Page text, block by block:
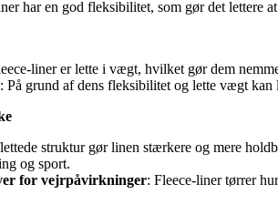
har en god fleksibilitet, som gør det lettere
liner er lette i vægt, hvilket gør dem
: På grund af dens fleksibilitet og lette vægt
struktur gør linen stærkere og mere
og sport.
for vejrpåvirkninger: Fleece-liner tørrer